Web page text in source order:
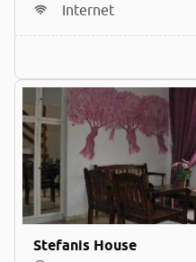
Internet
Stefanis House